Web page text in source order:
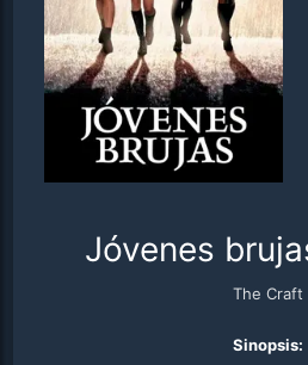
Jóvenes
The Craft
Sinopsis: